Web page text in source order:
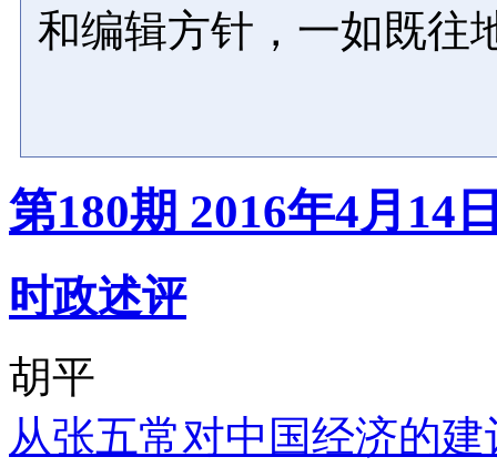
和编辑方针，一如既往
第180期 2016年4月14
时政述评
胡平
从张五常对中国经济的